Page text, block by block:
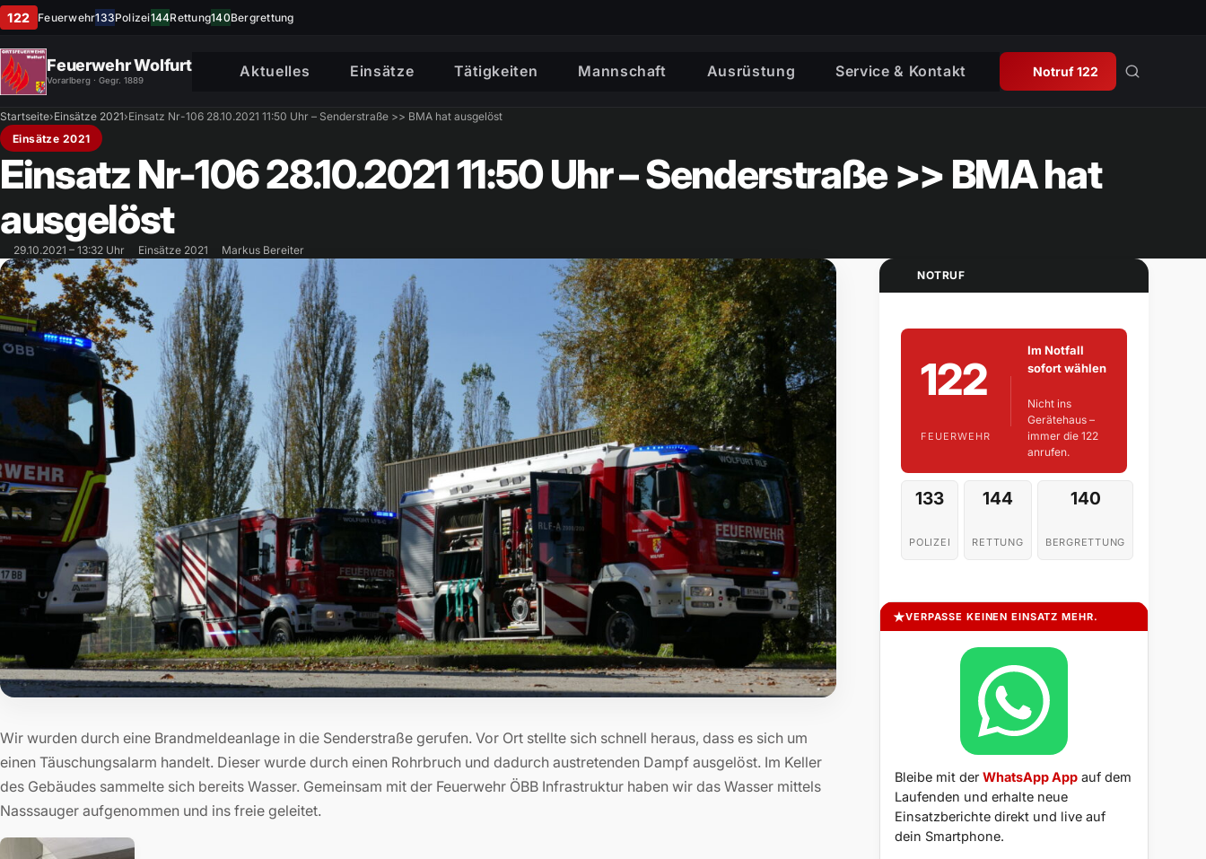
122 Feuerwehr133Polizei144Rettung140Bergrettung
Feuerwehr Wolfurt
Vorarlberg · Gegr. 1889
Aktuelles Einsätze Tätigkeiten Mannschaft Ausrüstung Service & Kontakt Notruf 122
Startseite›Einsätze 2021›Einsatz Nr-106 28.10.2021 11:50 Uhr – Senderstraße >> BMA hat ausgelöst
Einsätze 2021
Einsatz Nr-106 28.10.2021 11:50 Uhr – Senderstraße >> BMA hat
ausgelöst
29.10.2021 – 13:32 Uhr Einsätze 2021 Markus Bereiter
Wir wurden durch eine Brandmeldeanlage in die Senderstraße gerufen. Vor Ort stellte sich schnell heraus, dass es sich um
einen Täuschungsalarm handelt. Dieser wurde durch einen Rohrbruch und dadurch austretenden Dampf ausgelöst. Im Keller
des Gebäudes sammelte sich bereits Wasser. Gemeinsam mit der Feuerwehr ÖBB Infrastruktur haben wir das Wasser mittels
Nasssauger aufgenommen und ins freie geleitet.
NOTRUF
122
FEUERWEHR
Im Notfall
sofort wählen
Nicht ins
Gerätehaus –
immer die 122
anrufen.
133
POLIZEI
144
RETTUNG
140
BERGRETTUNG
VERPASSE KEINEN EINSATZ MEHR.
Bleibe mit derWhatsApp App auf dem
Laufenden und erhalte neue
Einsatzberichte direkt und live auf
dein Smartphone.